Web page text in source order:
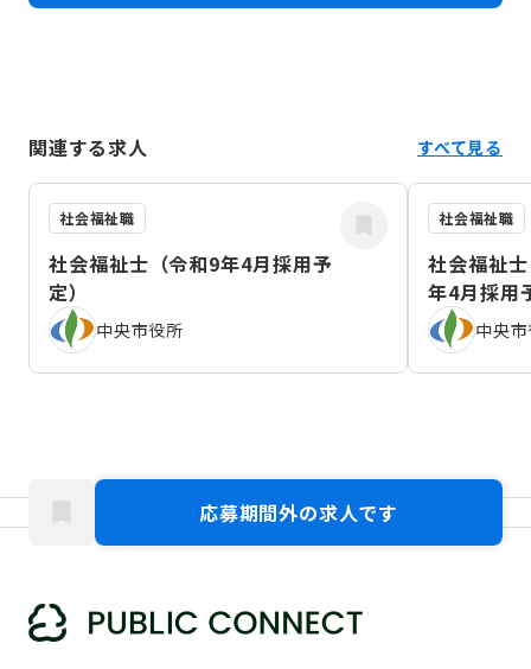
関連する求人 すべて見る
社会福祉職
社会福祉士（令和9年4月採用予
定）
中央市役所
社会福祉職
社会福祉
年4月採用
中央
応募期間外の求人です